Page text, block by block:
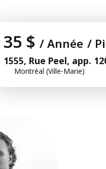
35 $ / Année /
1555, Rue Peel, app.
Montréal (Ville-Marie)